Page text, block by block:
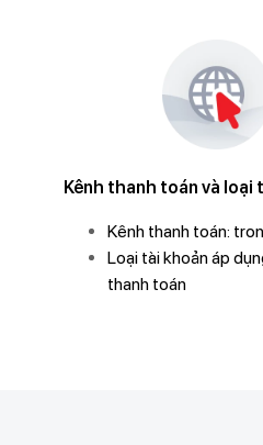
Kênh thanh toán và loại
Kênh thanh toán:
Loại tài khoản áp
thanh toán